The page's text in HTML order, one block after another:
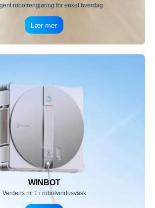
robotrengjøring for enkel hverdag
Lær mer
WINBOT
Verdens nr. 1 i robotvindusvask